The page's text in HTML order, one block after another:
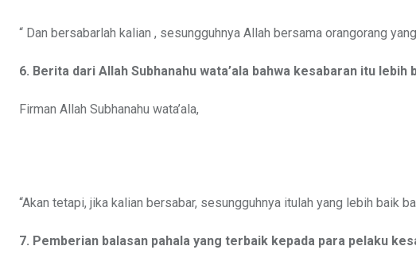
“ Dan bersabarlah kalian , sesungguhnya Allah bersama orangorang
6. Berita dari Allah Subhanahu wata’ala bahwa kesabaran itu lebih
Firman Allah Subhanahu wata’ala,
“Akan tetapi, jika kalian bersabar, sesungguhnya itulah yang lebih baik
7. Pemberian balasan pahala yang terbaik kepada para pelaku